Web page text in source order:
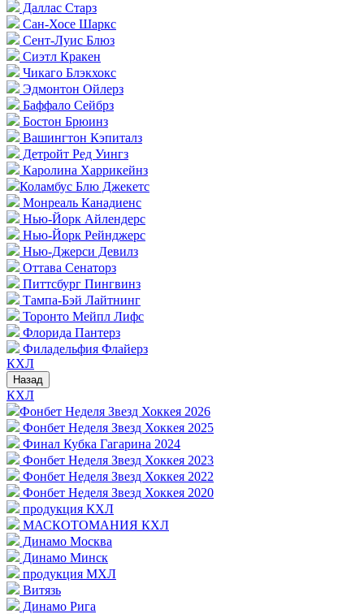
Даллас Старз
Сан-Хосе Шаркс
Сент-Луис Блюз
Сиэтл Кракен
Чикаго Блэкхокс
Эдмонтон Ойлерз
Баффало Сейбрз
Бостон Брюинз
Вашингтон Кэпиталз
Детройт Ред Уингз
Каролина Харрикейнз
Коламбус Блю Джекетс
Монреаль Канадиенс
Нью-Йорк Айлендерс
Нью-Йорк Рейнджерс
Нью-Джерси Девилз
Оттава Сенаторз
Питтсбург Пингвинз
Тампа-Бэй Лайтнинг
Торонто Мейпл Лифс
Флорида Пантерз
Филадельфия Флайерз
КХЛ
Назад
КХЛ
Фонбет Неделя Звезд Хоккея 2026
Фонбет Неделя Звезд Хоккея 2025
Финал Кубка Гагарина 2024
Фонбет Неделя Звезд Хоккея 2023
Фонбет Неделя Звезд Хоккея 2022
Фонбет Неделя Звезд Хоккея 2020
продукция КХЛ
МАСКОТОМАНИЯ КХЛ
Динамо Москва
Динамо Минск
продукция МХЛ
Витязь
Динамо Рига